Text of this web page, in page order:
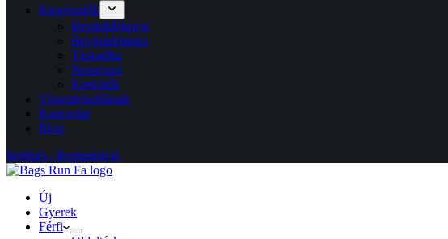
Kiegészítők
Bevásárlókocsi
Bevásárlótáska
Táskadísz
Neszeszer
Karkötők
Viszonteladóknak
Kapcsolat
Blog
Belépés / Regisztráció
Új
Gyerek
Férfi